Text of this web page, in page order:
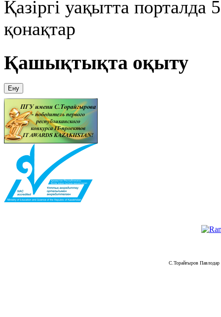
Қазіргі уақытта порталда
қонақтар
Қашықтықта оқыту
С.Торайғыров Павлодар